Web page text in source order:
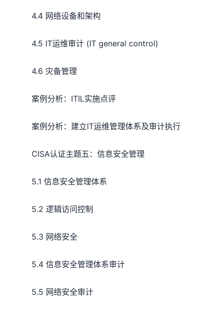
4.4 网络设备和架构
4.5 IT运维审计 (IT general control)
4.6 灾备管理
案例分析：ITIL实施点评
案例分析：建立IT运维管理体系及审计执行
CISA认证主题五：信息安全管理
5.1 信息安全管理体系
5.2 逻辑访问控制
5.3 网络安全
5.4 信息安全管理体系审计
5.5 网络安全审计